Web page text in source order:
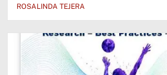
ROSALINDA TEJERA